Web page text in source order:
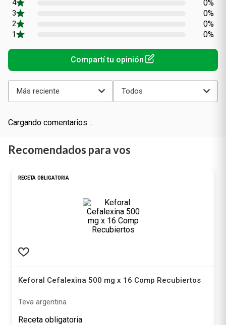
0%
0%
0%
0%
Más reciente Todos
Cargando comentarios…
Recomendados para vos
RECETA OBLIGATORIA
Keforal Cefalexina 500 mg x 16 Comp Recubiertos
Teva argentina
Receta obligatoria